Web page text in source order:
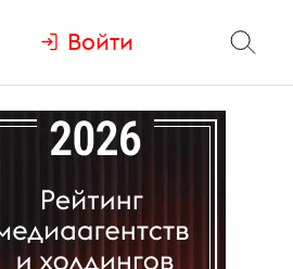
Войти